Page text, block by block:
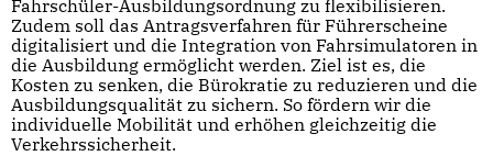
Fahrschüler-Ausbildungsordnung zu flexibilisieren.
Zudem soll das Antragsverfahren für Führerscheine
digitalisiert und die Integration von Fahrsimulatoren in
die Ausbildung ermöglicht werden. Ziel ist es, die
Kosten zu senken, die Bürokratie zu reduzieren und die
Ausbildungsqualität zu sichern. So fördern wir die
individuelle Mobilität und erhöhen gleichzeitig die
Verkehrssicherheit.